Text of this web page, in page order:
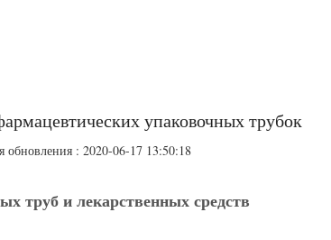
упаковочных трубок
обновления : 2020-06-17 13:50:18
труб и лекарственных средств